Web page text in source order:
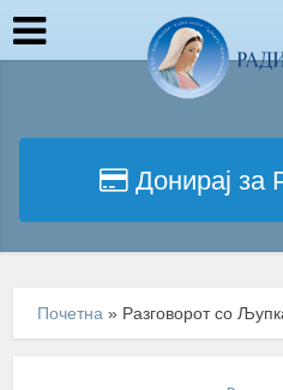
Донирај за
Почетна » Разговорот со